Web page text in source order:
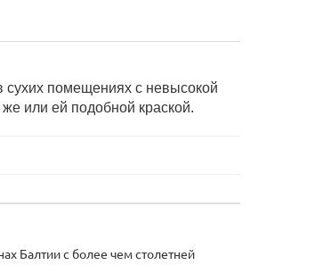
сухих помещениях с невысокой
или ей подобной краской.
Балтии с более чем столетней